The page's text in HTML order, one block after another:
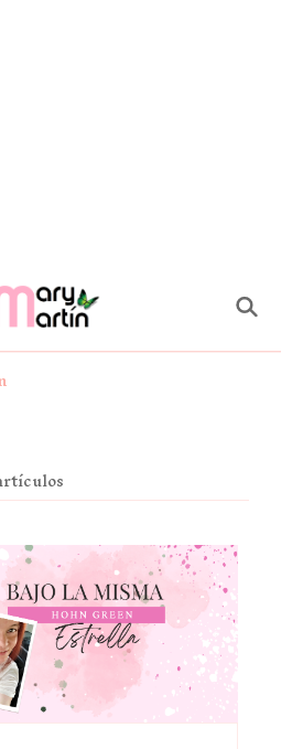
Novela Romántica y Lifestyle